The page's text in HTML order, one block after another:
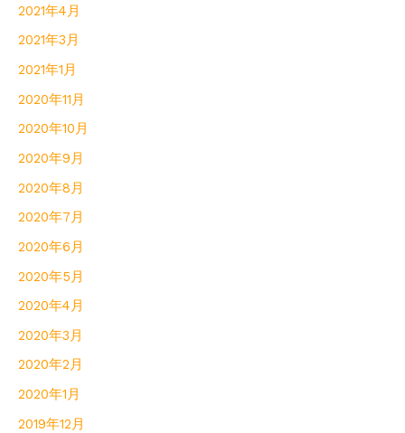
2021年4月
2021年3月
2021年1月
2020年11月
2020年10月
2020年9月
2020年8月
2020年7月
2020年6月
2020年5月
2020年4月
2020年3月
2020年2月
2020年1月
2019年12月